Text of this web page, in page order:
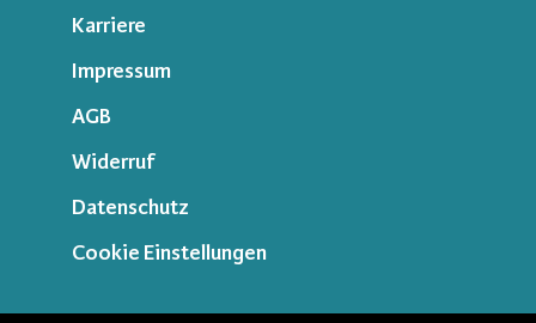
Karriere
Impressum
AGB
Widerruf
Datenschutz
Cookie Einstellungen